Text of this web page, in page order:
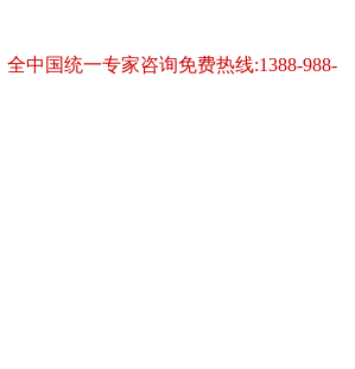
全中国统一专家咨询免费热线:1388-988-